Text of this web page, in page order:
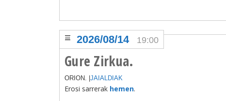
Gure Zirkua.
2026/08/14 19:00
ORION. | JAIALDIAK
Erosi sarrerak hemen.